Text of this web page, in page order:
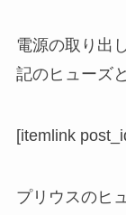
電源の取り出
記のヒューズ
[itemlink
プリウスのヒ